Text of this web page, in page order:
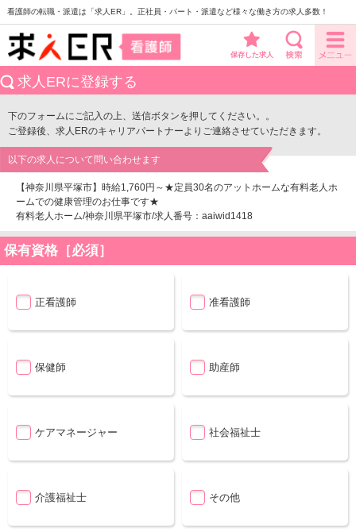
看護師の転職・派遣は「求人ER」。正社員・パート・派遣など様々な働き方の求人多数！
保存した求人
求人ERに登録する
下のフォームにご記入の上、送信ボタンを押してください。。
ご登録後、求人ERのキャリアパートナーよりご連絡させていただきます。
以下の求人について問い合わせます
【神奈川県平塚市】時給1,760円～★定員30名のアットホームな有料老人ホ
ームでの健康管理のお仕事です★
有料老人ホーム/神奈川県平塚市/求人番号：aaiwid1418
保有資格［必須］
正看護師 准看護師
保健師 助産師
ケアマネージャー 社会福祉士
介護福祉士 その他